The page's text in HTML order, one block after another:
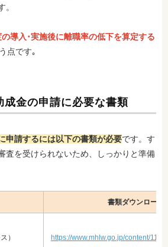
。
導入･実施後に離職率の低下を算定する
点です｡
成金の申請に必要な書類
申請するには以下の書類が必要です。す
査を受けられないため、しっかりと準備
書類ダウンロード
）
https://www.mhlw.go.jp/content/